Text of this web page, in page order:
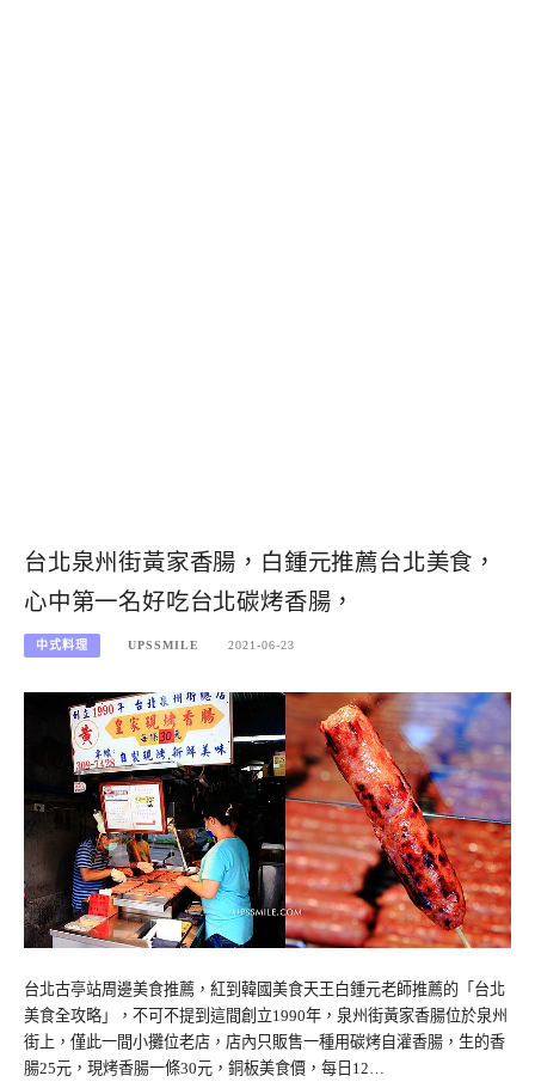
台北泉州街黃家香腸，白鍾元推薦台北美食，
心中第一名好吃台北碳烤香腸，
中式料理 UPSSMILE 2021-06-23
台北古亭站周邊美食推薦，紅到韓國美食天王白鍾元老師推薦的「台北
美食全攻略」，不可不提到這間創立1990年，泉州街黃家香腸位於泉州
街上，僅此一間小攤位老店，店內只販售一種用碳烤自灌香腸，生的香
腸25元，現烤香腸一條30元，銅板美食價，每日12…